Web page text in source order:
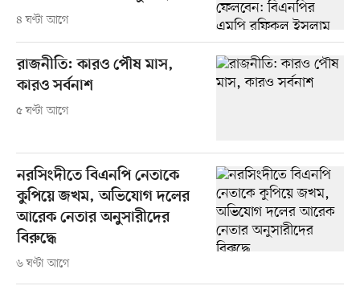
৪ ঘণ্টা আগে
রাজনীতি: কারও পৌষ মাস,
কারও সর্বনাশ
৫ ঘণ্টা আগে
নরসিংদীতে বিএনপি নেতাকে
কুপিয়ে জখম, অভিযোগ দলের
আরেক নেতার অনুসারীদের
বিরুদ্ধে
৬ ঘণ্টা আগে